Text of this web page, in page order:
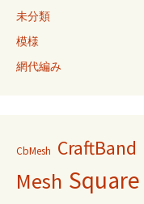
未分類
模様
網代編み
CbMesh CraftBand
Mesh Square